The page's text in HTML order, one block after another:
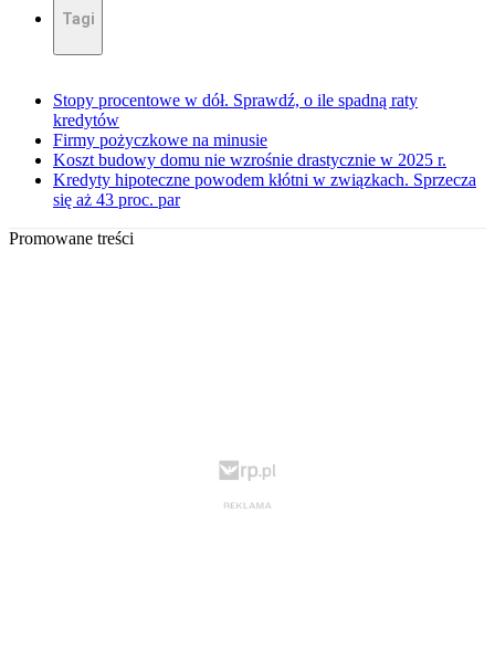
Tagi
Stopy procentowe w dół. Sprawdź, o ile spadną raty
kredytów
Firmy pożyczkowe na minusie
Koszt budowy domu nie wzrośnie drastycznie w 2025 r.
Kredyty hipoteczne powodem kłótni w związkach. Sprzecza
się aż 43 proc. par
Promowane treści